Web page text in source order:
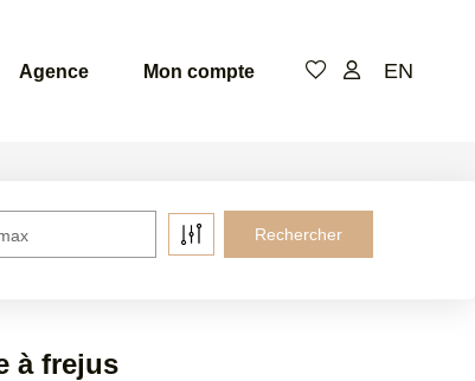
Agence Mon compte EN
à frejus